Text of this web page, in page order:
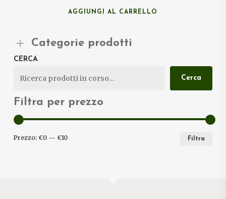
AGGIUNGI AL CARRELLO
Categorie prodotti
CERCA
Cerca
Filtra per prezzo
Filtra
Prezzo: €0— €10